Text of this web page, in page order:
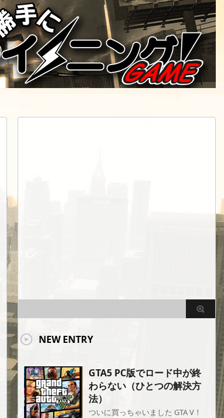
NEW ENTRY
GTA5 PC版でロード中が終
わらない（ひとつの解決方
法）
ついに買っちゃいました GTA V！